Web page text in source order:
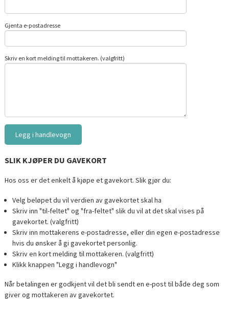
Gjenta e-postadresse
Skriv en kort melding til mottakeren. (valgfritt)
SLIK KJØPER DU GAVEKORT
Hos oss er det enkelt å kjøpe et gavekort. Slik gjør du:
Velg beløpet du vil verdien av gavekortet skal ha
Skriv inn "til-feltet" og "fra-feltet" slik du vil at det skal vises på
gavekortet. (valgfritt)
Skriv inn mottakerens e-postadresse, eller din egen e-postadresse
hvis du ønsker å gi gavekortet personlig.
Skriv en kort melding til mottakeren. (valgfritt)
Klikk knappen "Legg i handlevogn"
Når betalingen er godkjent vil det bli sendt en e-post til både deg som
giver og mottakeren av gavekortet.